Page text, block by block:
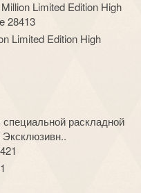
Limited Edition High
раскладной
Эксклюзивн..